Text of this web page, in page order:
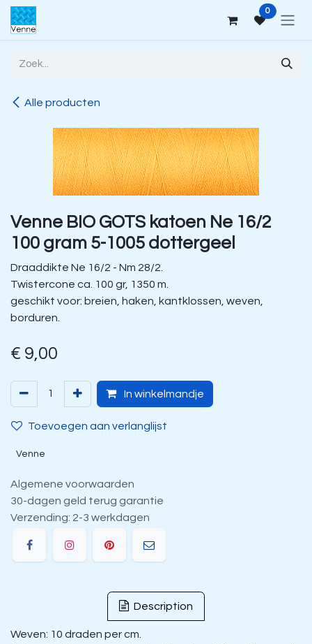
Overslaan naar inhoud 0
Alle producten
Venne BIO GOTS katoen Ne 16/2
100 gram 5-1005 dottergeel
Draaddikte Ne 16/2 - Nm 28/2.
Twistercone ca. 100 gr, 1350 m.
geschikt voor: breien, haken, kantklossen, weven,
borduren.
€ 9,00
In winkelmandje
Toevoegen aan verlanglijst
Venne
Algemene voorwaarden
30-dagen geld terug garantie
Verzending: 2-3 werkdagen
Description
Weven: 10 draden per cm.